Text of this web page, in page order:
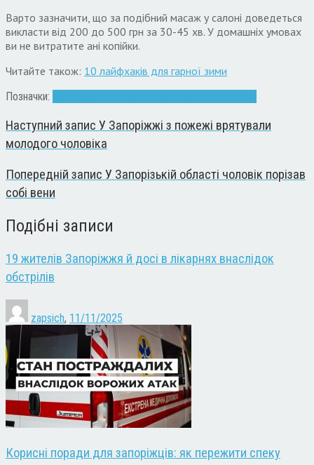
Варто зазначити, що за подібний масаж у салоні доведеться
викласти від 200 до 500 грн за 30-45 хв. У домашніх умовах
ви не витратите ані копійки.
Читайте також: 10 лайфхаків для гарної зими
Позначки:
Наступний запис У Запоріжжі з пожежі врятували
молодого чоловіка
Попередній запис У Запорізькій області чоловік порізав
собі вени
Подібні записи
19 жителів Запоріжжя й досі в лікарнях внаслідок
обстрілів
zapsich, 11/11/2025
Корисні поради для запоріжців: як пережити спеку